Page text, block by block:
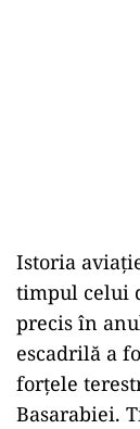
Istoria
timpul celui
precis în
escadrilă a
forțele
Basarabiei.